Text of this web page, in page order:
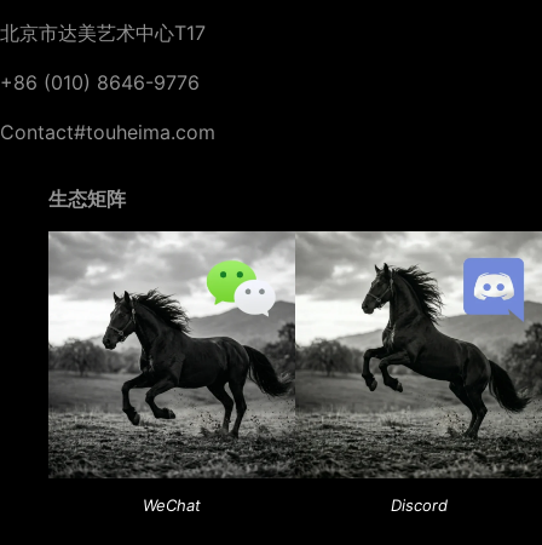
北京市达美艺术中心T17
+86 (010) 8646-9776
Contact#touheima.com
生态矩阵
WeChat Discord